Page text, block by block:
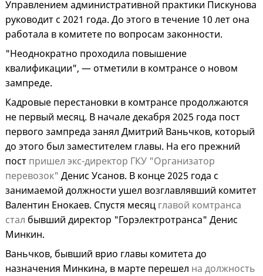
Управлением административной практики Пискунова
руководит с 2021 года. До этого в течение 10 лет она
работала в комитете по вопросам законности.
"Неоднократно проходила повышение
квалификации", — отметили в комтрансе о новом
зампреде.
Кадровые перестановки в комтрансе продолжаются
не первый месяц. В начале декабря 2025 года пост
первого зампреда занял Дмитрий Ваньчков, который
до этого был заместителем главы. На его прежний
пост пришел экс-директор ГКУ "Организатор
перевозок" Денис Усанов. В конце 2025 года с
занимаемой должности ушел возглавлявший комитет
Валентин Енокаев. Спустя месяц главой комтранса
стал бывший директор "Горэлектротранса" Денис
Минкин.
Ваньчков, бывший врио главы комитета до
назначения Минкина, в марте перешел на должность